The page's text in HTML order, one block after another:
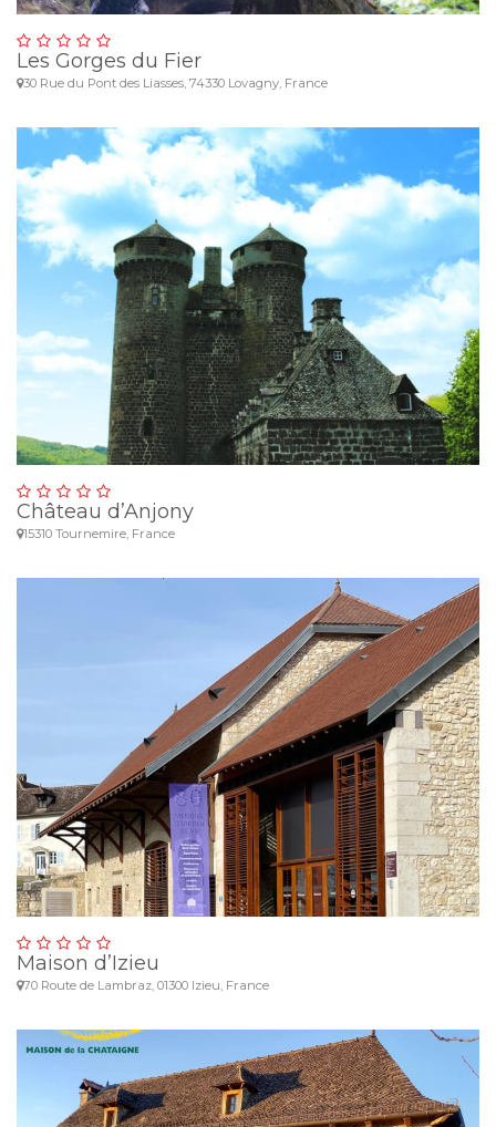
Les Gorges du Fier
30 Rue du Pont des Liasses, 74330 Lovagny, France
Château d’Anjony
15310 Tournemire, France
Maison d’Izieu
70 Route de Lambraz, 01300 Izieu, France